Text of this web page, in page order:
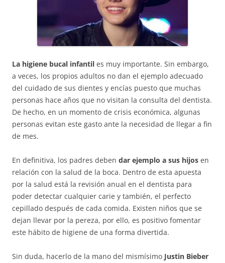
La higiene bucal infantil es muy importante. Sin embargo,
a veces, los propios adultos no dan el ejemplo adecuado
del cuidado de sus dientes y encías puesto que muchas
personas hace años que no visitan la consulta del dentista.
De hecho, en un momento de crisis económica, algunas
personas evitan este gasto ante la necesidad de llegar a fin
de mes.
En definitiva, los padres deben dar ejemplo a sus hijos en
relación con la salud de la boca. Dentro de esta apuesta
por la salud está la revisión anual en el dentista para
poder detectar cualquier carie y también, el perfecto
cepillado después de cada comida. Existen niños que se
dejan llevar por la pereza, por ello, es positivo fomentar
este hábito de higiene de una forma divertida.
Sin duda, hacerlo de la mano del mismísimo Justin Bieber